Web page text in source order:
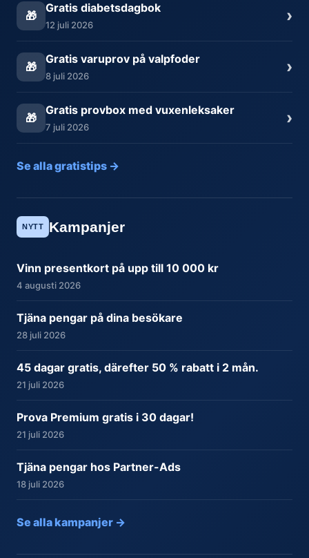
🎁
Gratis diabetsdagbok
12 juli 2026 ›
🎁
Gratis varuprov på valpfoder
8 juli 2026 ›
🎁
Gratis provbox med vuxenleksaker
7 juli 2026 ›
Se alla gratistips →
NYTT Kampanjer
Vinn presentkort på upp till 10 000 kr
4 augusti 2026
Tjäna pengar på dina besökare
28 juli 2026
45 dagar gratis, därefter 50 % rabatt i 2 mån.
21 juli 2026
Prova Premium gratis i 30 dagar!
21 juli 2026
Tjäna pengar hos Partner-Ads
18 juli 2026
Se alla kampanjer →